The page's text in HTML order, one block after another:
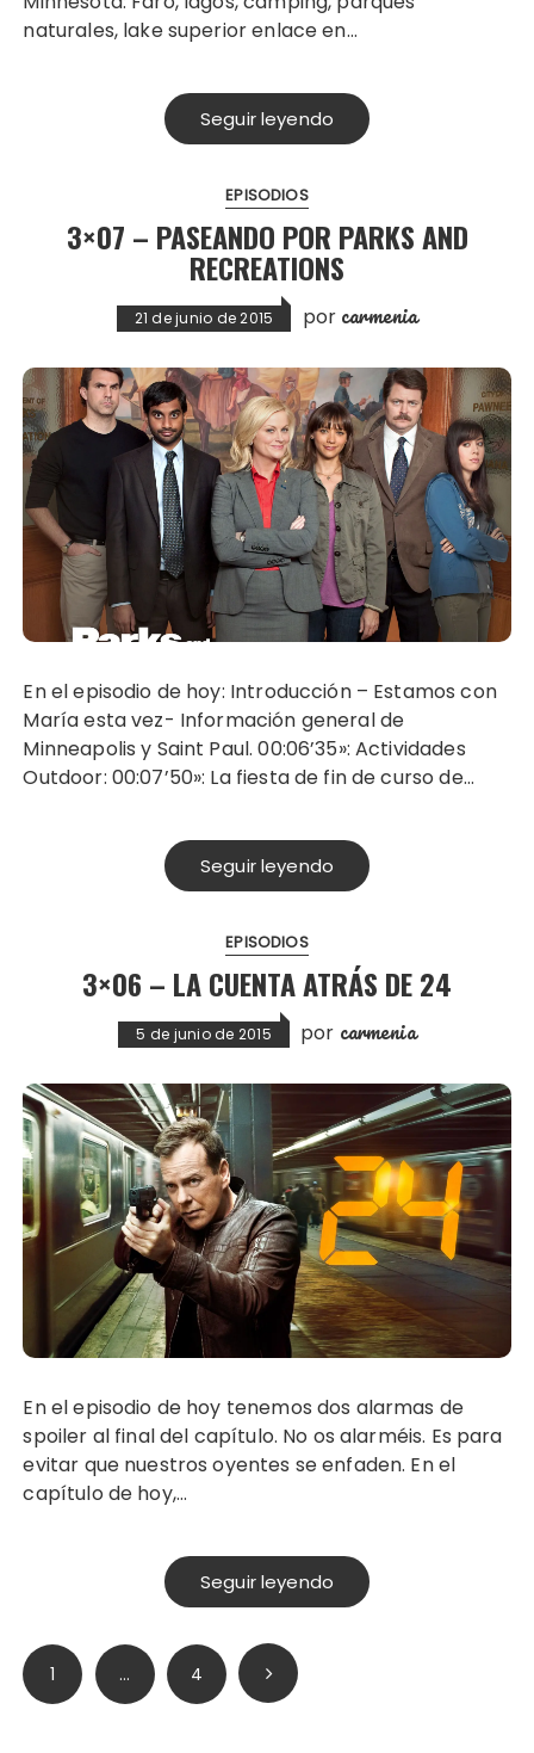
naturales, lake superior enlace en…
Seguir leyendo
EPISODIOS
3×07 – PASEANDO POR PARKS AND
RECREATIONS
21 de junio de 2015 por carmenia
En el episodio de hoy: Introducción – Estamos con
María esta vez- Información general de
Minneapolis y Saint Paul. 00:06’35»: Actividades
Outdoor: 00:07’50»: La fiesta de fin de curso de…
Seguir leyendo
EPISODIOS
3×06 – LA CUENTA ATRÁS DE 24
5 de junio de 2015 por carmenia
En el episodio de hoy tenemos dos alarmas de
spoiler al final del capítulo. No os alarméis. Es para
evitar que nuestros oyentes se enfaden. En el
capítulo de hoy,…
Seguir leyendo
Paginación
de1 … 4